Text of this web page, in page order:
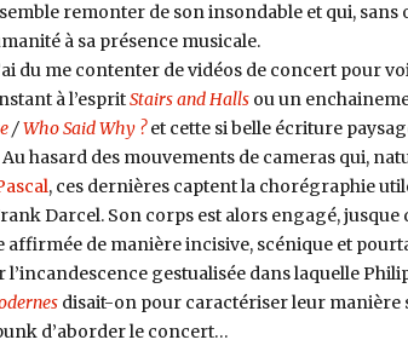
remonter de son insondable et qui,
à sa présence musicale.
du me contenter de vidéos de concert pour
à l’espritStairs and Hallsou un
/Who Said Why ?et cette si belle écriture
hasard des mouvements de cameras qui,
, ces dernières captent la chorégraphie
Darcel. Son corps est alors engagé, jusque
affirmée de manière incisive, scénique et
gestualisée dans laquelle
disait-on pour caractériser leur manière
d’aborder le concert…